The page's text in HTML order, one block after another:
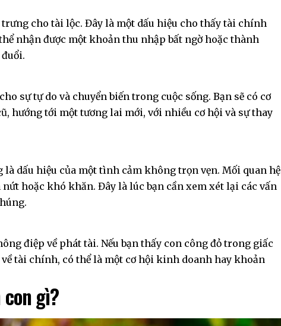
cho tài lộc. Đây là một dấu hiệu cho thấy tài chính
nhận được một khoản thu nhập bất ngờ hoặc thành
sự tự do và chuyển biến trong cuộc sống. Bạn sẽ có cơ
hướng tới một tương lai mới, với nhiều cơ hội và sự thay
dấu hiệu của một tình cảm không trọn vẹn. Mối quan hệ
hoặc khó khăn. Đây là lúc bạn cần xem xét lại các vấn
điệp về phát tài. Nếu bạn thấy con công đỏ trong giấc
về tài chính, có thể là một cơ hội kinh doanh hay khoản
gì?